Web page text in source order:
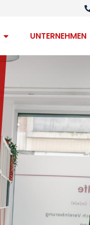
Open Leistungen
UNTERNEHMEN